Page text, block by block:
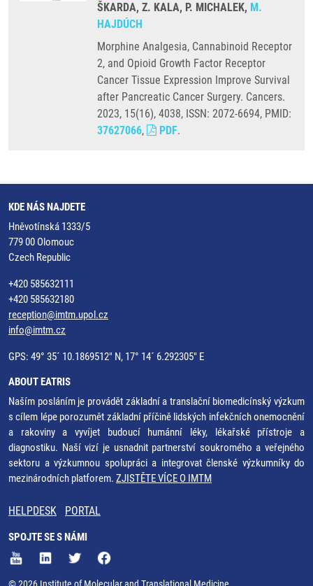
ŠKARDA, Z. KALA, P. MICHALEK, M.
HAJDÚCH
Morphine Analgesia, Cannabinoid Receptor
2, and Opioid Growth Factor Receptor
Cancer Tissue Expression Improve Survival
after Pancreatic Cancer Surgery. Cancers.
2023, 15(16), 4038, ISSN: 2072-6694, PMID:
37627066, PDF.
KDE NÁS NAJDETE
Hněvotínská 1333/5
779 00 Olomouc
Czech Republic
+420 585632111
+420 585632180
reception@imtm.upol.cz
info@imtm.cz
GPS: 49° 35´ 10.1869512" N, 17° 14´ 6.292305" E
ABOUT EATRIS
Naším posláním je provádět základní a translační biomedicínský výzkum
s cílem lépe porozumět základní příčině lidských infekčních onemocnění
a rakoviny a vyvíjet budoucí humánní léky, lékařské přístroje a
diagnostiku. Naší vizí je usnadnit partnerství soukromého a veřejného
sektoru a výzkumnou spolupráci a integrovat členské výzkumníky do
mezinárodních platforem. ZJISTĚTE VÍCE O IMTM
HELPDESK PORTAL
SPOJTE SE S NÁMI